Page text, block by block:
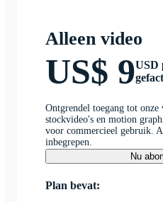
Alleen video
US$ 9USD
Ontgrendel toegang tot
stockvideo's en motion
voor commercieel gebruik.
inbegrepen.
Nu
Plan bevat: